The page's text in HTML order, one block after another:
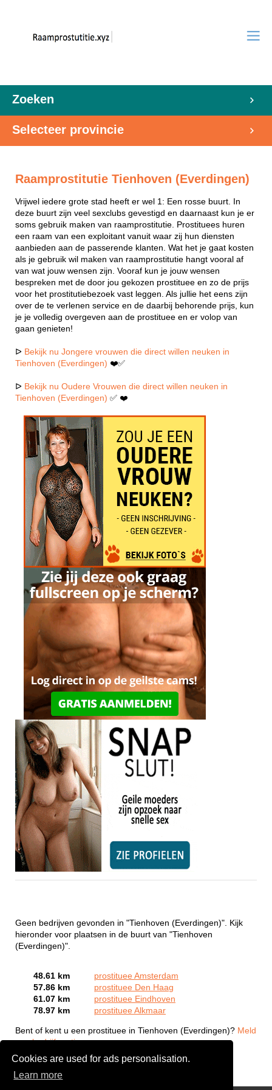
Cookies are used for ads personalisation.
Learn more
Zoeken
Selecteer provincie
Raamprostitutie Tienhoven (Everdingen)
Vrijwel iedere grote stad heeft er wel 1: Een rosse buurt. In
deze buurt zijn veel sexclubs gevestigd en daarnaast kun je er
soms gebruik maken van raamprostitutie. Prostituees huren
een raam van een exploitant vanuit waar zij hun diensten
aanbieden aan de passerende klanten. Wat het je gaat kosten
als je gebruik wil maken van raamprostitutie hangt vooral af
van wat jouw wensen zijn. Vooraf kun je jouw wensen
bespreken met de door jou gekozen prostituee en zo de prijs
voor het prostitutiebezoek vast leggen. Als jullie het eens zijn
over de te verlenen service en de daarbij behorende prijs, kun
je je volledig overgeven aan de prostituee en er volop van
gaan genieten!
ᐅ Bekijk nu Jongere vrouwen die direct willen neuken in
Tienhoven (Everdingen) ❤️✅
ᐅ Bekijk nu Oudere Vrouwen die direct willen neuken in
Tienhoven (Everdingen) ✅ ❤️
Geen bedrijven gevonden in "Tienhoven (Everdingen)". Kijk
hieronder voor plaatsen in de buurt van "Tienhoven
(Everdingen)".
48.61 km
prostituee Amsterdam
57.86 km
prostituee Den Haag
61.07 km
prostituee Eindhoven
78.97 km
prostituee Alkmaar
Bent of kent u een prostituee in Tienhoven (Everdingen)? Meld
een bedrijf gratis aan